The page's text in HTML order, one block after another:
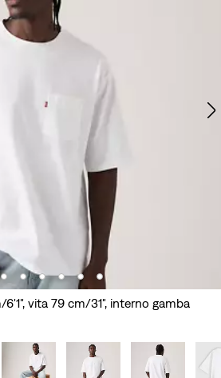
vita 79 cm/31", interno gamba